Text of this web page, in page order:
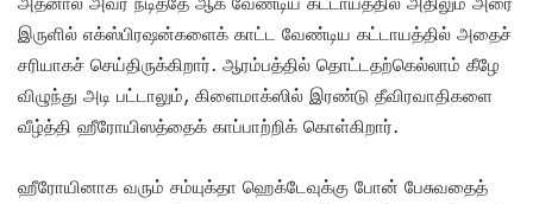
இருளில் எக்ஸ்பிரஷன்களைக் காட்ட வேண்டிய கட்டாயத்தில் அதைச்
சரியாகச் செய்திருக்கிறார். ஆரம்பத்தில் தொட்டதற்கெல்லாம் கீழே
விழுந்து அடி பட்டாலும், கிளைமாக்ஸில் இரண்டு தீவிரவாதிகளை
வீழ்த்தி ஹீரோயிஸத்தைக் காப்பாற்றிக் கொள்கிறார்.
ஹீரோயினாக வரும் சம்யுக்தா ஹெக்டேவுக்கு போன் பேசுவதைத்